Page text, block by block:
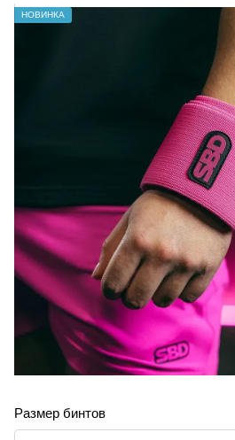
НОВИНКА
Размер бинтов